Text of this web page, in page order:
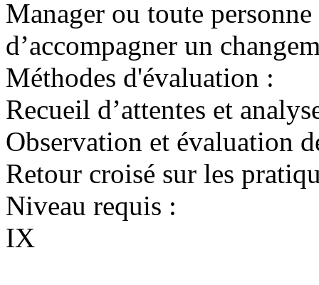
Manager ou toute
d’accompagner un
Méthodes d'évaluation :
Recueil d’attentes et
Observation et évaluation
Retour croisé sur les
Niveau requis :
IX